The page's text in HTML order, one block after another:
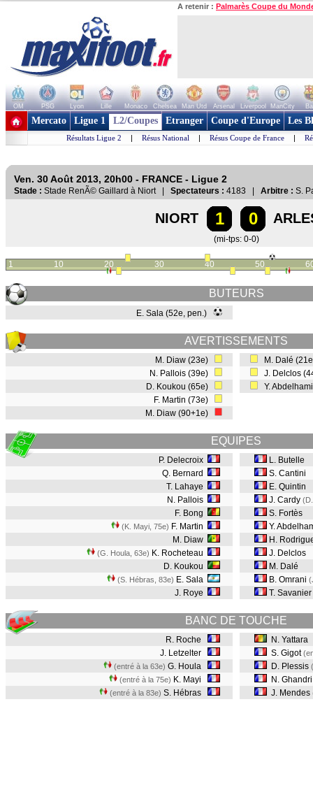
A retenir : Palmarès Coupe du
OM PSG Lyon Lille Monaco Chelsea Man Utd Arsenal Liverpool ManCity
+ de clubs
Mercato Ligue 1 L2/Coupes Etranger Coupe d'Europe Les
Résultats Ligue 2 | Résus National | Résus Coupe de France |
Ven. 30 Août 2013, 20h00 - FRANCE - Ligue 2
Stade : Stade RenÃ© Gaillard à Niort | Spectateurs : 4183 | Arbitre : S.
NIORT 1 0
(mi-tps: 0-0)
1 10 20 30 40 50
BUTEURS
E. Sala (52e, pen.)
AVERTISSEMENTS
M. Diaw (23e)
N. Pallois (39e)
D. Koukou (65e)
F. Martin (73e)
M. Diaw (90+1e)
M. Dalé
J. Delclos
Y.
EQUIPES
P. Delecroix
Q. Bernard
T. Lahaye
N. Pallois
F. Bong
(K. Mayi, 75e) F. Martin
M. Diaw
(G. Houla, 63e) K. Rocheteau
D. Koukou
(S. Hébras, 83e) E. Sala
J. Roye
L. Butelle
S. Cantini
E. Quintin
J. Cardy
S. Fortès
Y.
H.
J. Delclos
M. Dalé
B. Omrani
T. Savanier
BANC DE TOUCHE
R. Roche
J. Letzelter
(entré à la 63e) G. Houla
(entré à la 75e) K. Mayi
(entré à la 83e) S. Hébras
N. Yattara
S. Gigot
D. Plessis
N. Ghandri
J. Mendes